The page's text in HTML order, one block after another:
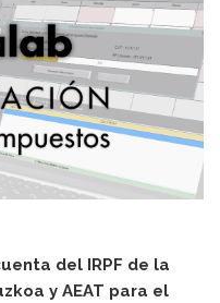
del IRPF de la
y AEAT para el